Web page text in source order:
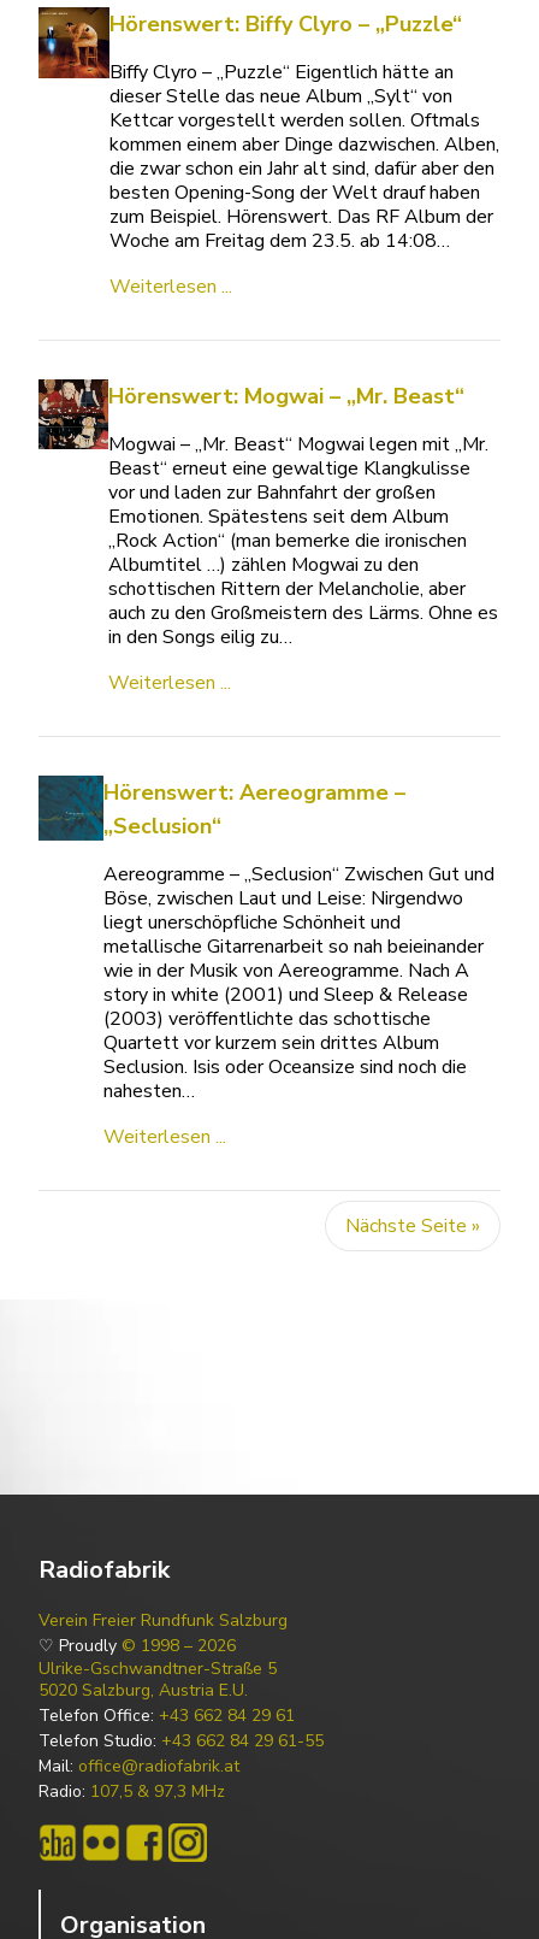
Hörenswert: Biffy Clyro – „Puzzle“
Biffy Clyro – „Puzzle“ Eigentlich hätte an
dieser Stelle das neue Album „Sylt“ von
Kettcar vorgestellt werden sollen. Oftmals
kommen einem aber Dinge dazwischen. Alben,
die zwar schon ein Jahr alt sind, dafür aber den
besten Opening-Song der Welt drauf haben
zum Beispiel. Hörenswert. Das RF Album der
Woche am Freitag dem 23.5. ab 14:08…
Weiterlesen ...
Hörenswert: Mogwai – „Mr. Beast“
Mogwai – „Mr. Beast“ Mogwai legen mit „Mr.
Beast“ erneut eine gewaltige Klangkulisse
vor und laden zur Bahnfahrt der großen
Emotionen. Spätestens seit dem Album
„Rock Action“ (man bemerke die ironischen
Albumtitel …) zählen Mogwai zu den
schottischen Rittern der Melancholie, aber
auch zu den Großmeistern des Lärms. Ohne es
in den Songs eilig zu…
Weiterlesen ...
Hörenswert: Aereogramme –
„Seclusion“
Aereogramme – „Seclusion“ Zwischen Gut und
Böse, zwischen Laut und Leise: Nirgendwo
liegt unerschöpfliche Schönheit und
metallische Gitarrenarbeit so nah beieinander
wie in der Musik von Aereogramme. Nach A
story in white (2001) und Sleep & Release
(2003) veröffentlichte das schottische
Quartett vor kurzem sein drittes Album
Seclusion. Isis oder Oceansize sind noch die
nahesten…
Weiterlesen ...
Nächste Seite »
Radiofabrik
Verein Freier Rundfunk Salzburg
♡ Proudly © 1998 – 2026
Ulrike-Gschwandtner-Straße 5
5020 Salzburg, Austria E.U.
Telefon Office: +43 662 84 29 61
Telefon Studio: +43 662 84 29 61-55
Mail: office@radiofabrik.at
Radio: 107,5 & 97,3 MHz
Organisation